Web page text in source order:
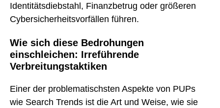
Identitätsdiebstahl, Finanzbetrug oder größeren
Cybersicherheitsvorfällen führen.
Wie sich diese Bedrohungen
einschleichen: Irreführende
Verbreitungstaktiken
Einer der problematischsten Aspekte von PUPs
wie Search Trends ist die Art und Weise, wie sie